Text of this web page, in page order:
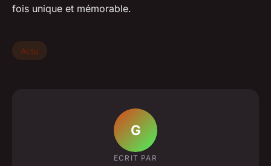
fois unique et mémorable.
Actu
G
ECRIT PAR